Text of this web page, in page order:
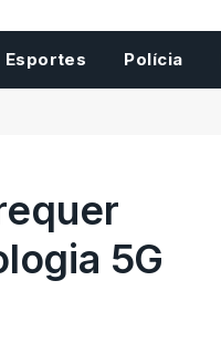
Esportes Polícia
5G
Nacional de
tem normas